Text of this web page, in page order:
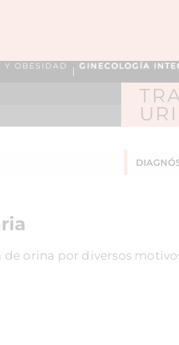
Y OBESIDAD GINECOLOGÍA
orina por diversos